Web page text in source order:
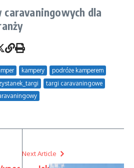
dla
kampery
podróże kamperem
targi caravaningowe
Next Article